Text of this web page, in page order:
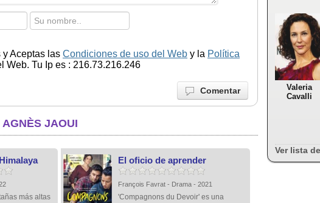
Aceptas las Condiciones de uso del Web y la Política
Web. Tu Ip es : 216.73.216.246
Comentar
JAOUI
más altas
El oficio de aprender
François Favrat - Drama - 2021
'Compagnons du Devoir' es una
Valeria
Cavalli
Ver lista